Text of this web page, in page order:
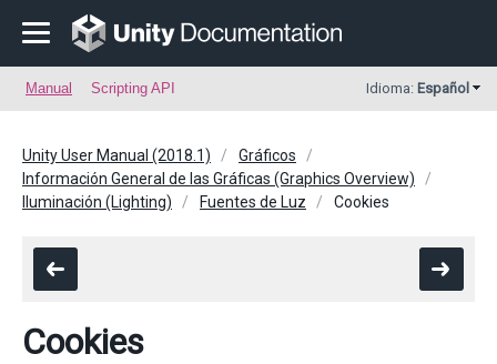
Manual Scripting API Idioma: Español
Unity User Manual (2018.1)
Gráficos
Información General de las Gráficas (Graphics Overview)
Iluminación (Lighting)
Fuentes de Luz Cookies
Cookies